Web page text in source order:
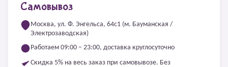
Самовывоз
Москва, ул. Ф. Энгельса, 64с1 (м. Бауманская /
Электрозаводская)
Работаем 09:00 – 23:00, доставка круглосуточно
Скидка 5% на весь заказ при самовывозе. Без